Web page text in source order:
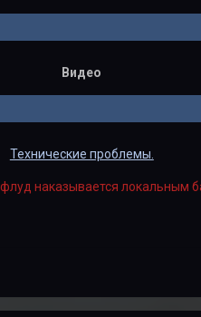
Видео
Технические проблемы.
наказывается локальным